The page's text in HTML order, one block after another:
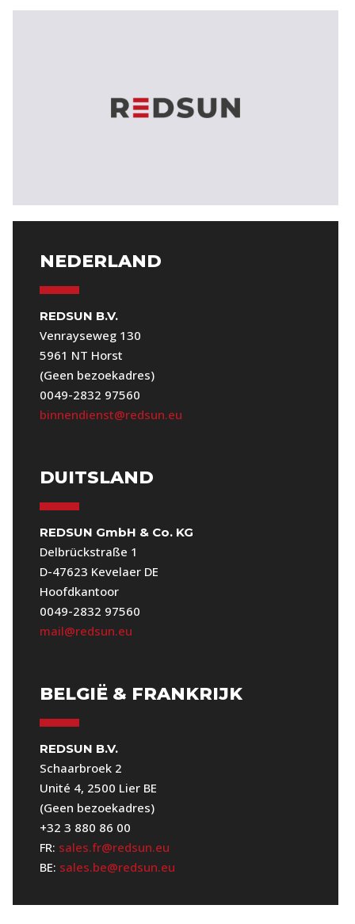
NEDERLAND
REDSUN B.V.
Venrayseweg 130
5961 NT Horst
(Geen bezoekadres)
0049-2832 97560
binnendienst@redsun.eu
DUITSLAND
REDSUN GmbH & Co. KG
Delbrückstraße 1
D-47623 Kevelaer DE
Hoofdkantoor
0049-2832 97560
mail@redsun.eu
BELGIË & FRANKRIJK
REDSUN B.V.
Schaarbroek 2
Unité 4, 2500 Lier BE
(Geen bezoekadres)
+32 3 880 86 00
FR: sales.fr@redsun.eu
BE: sales.be@redsun.eu